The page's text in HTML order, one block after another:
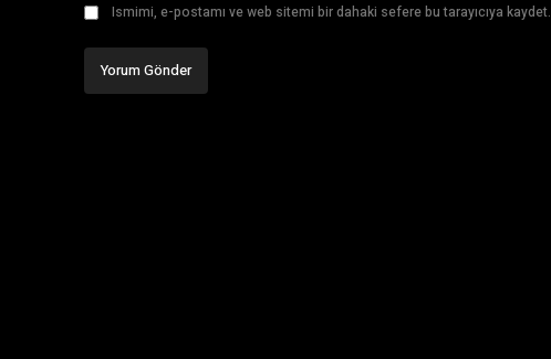
Ismimi, e-postamı ve web sitemi bir dahaki sefere bu tarayıcıya kaydet.